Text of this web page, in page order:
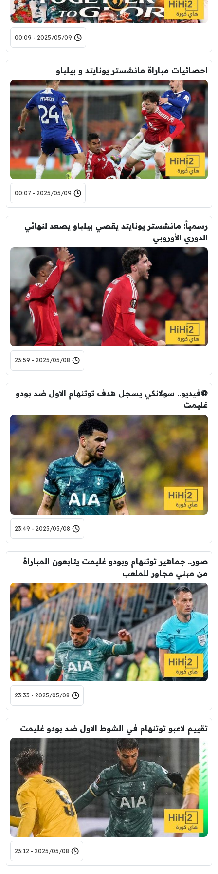
2025/05/09 - 00:09
احصائيات مباراة مانشستر يونايتد و بيلباو
2025/05/09 - 00:07
رسمياً: مانشستر يونايتد يقصي بيلباو يصعد لنهائي
الدوري الأوروبي
2025/05/08 - 23:59
⚽فيديو.. سولانكي يسجل هدف توتنهام الاول ضد بودو
غليمت
2025/05/08 - 23:49
صور.. جماهير توتنهام وبودو غليمت يتابعون المباراة
من مبني مجاور للملعب
2025/05/08 - 23:33
تقييم لاعبو توتنهام في الشوط الاول ضد بودو غليمت
2025/05/08 - 23:12